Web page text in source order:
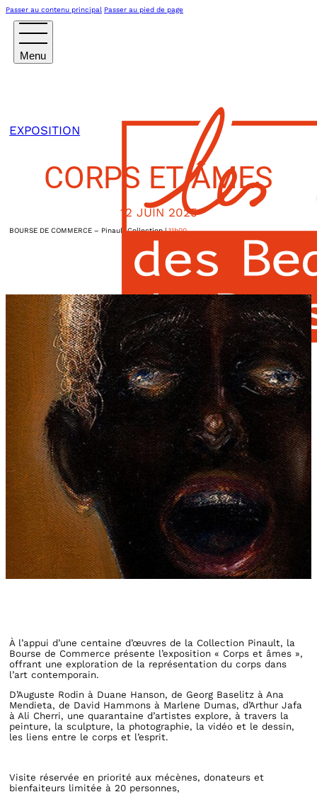
Passer au contenu principal Passer au pied de page
EXPOSITION
CORPS ET ÂMES
12 JUIN 2025
BOURSE DE COMMERCE – Pinault Collection| 11h00
Paris Ier,
À l’appui d’une centaine d’œuvres de la Collection Pinault, la
Bourse de Commerce présente l’exposition « Corps et âmes »,
offrant une exploration de la représentation du corps dans
l’art contemporain.
D’Auguste Rodin à Duane Hanson, de Georg Baselitz à Ana
Mendieta, de David Hammons à Marlene Dumas, d’Arthur Jafa
à Ali Cherri, une quarantaine d’artistes explore, à travers la
peinture, la sculpture, la photographie, la vidéo et le dessin,
les liens entre le corps et l’esprit.
Visite réservée en priorité aux mécènes, donateurs et
bienfaiteurs limitée à 20 personnes,